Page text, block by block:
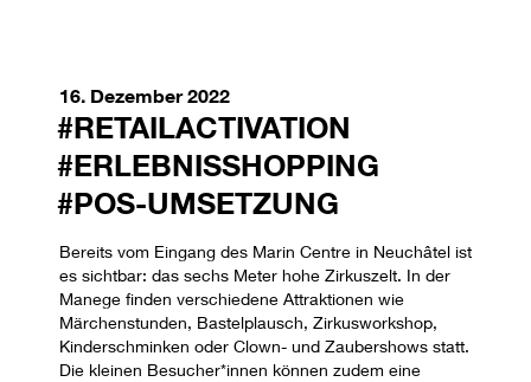
16. Dezember 2022
#RETAILACTIVATION
#ERLEBNISSHOPPING
#POS-UMSETZUNG
Bereits vom Eingang des Marin Centre in Neuchâtel ist
es sichtbar: das sechs Meter hohe Zirkuszelt. In der
Manege finden verschiedene Attraktionen wie
Märchenstunden, Bastelplausch, Zirkusworkshop,
Kinderschminken oder Clown- und Zaubershows statt.
Die kleinen Besucher*innen können zudem eine